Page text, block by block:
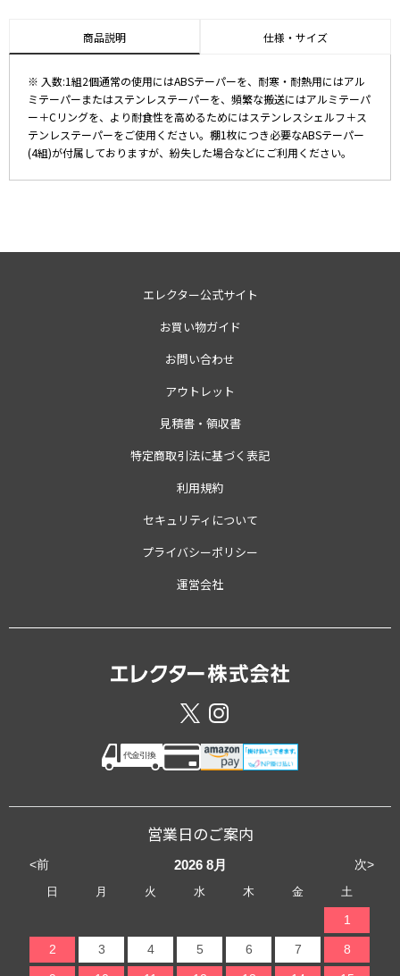
商品説明 仕様・サイズ
※ 入数:1組2個通常の使用にはABSテーパーを、耐寒・耐熱用にはアル
ミテーパーまたはステンレステーパーを、頻繁な搬送にはアルミテーパ
ー＋Cリングを、より耐食性を高めるためにはステンレスシェルフ＋ス
テンレステーパーをご使用ください。棚1枚につき必要なABSテーパー
(4組)が付属しておりますが、紛失した場合などにご利用ください。
エレクター公式サイト
お買い物ガイド
お問い合わせ
アウトレット
見積書・領収書
特定商取引法に基づく表記
利用規約
セキュリティについて
プライバシーポリシー
運営会社
営業日のご案内
<前 次>
2026 8月
日 月 火 水 木 金 土
1
2 3 4 5 6 7 8